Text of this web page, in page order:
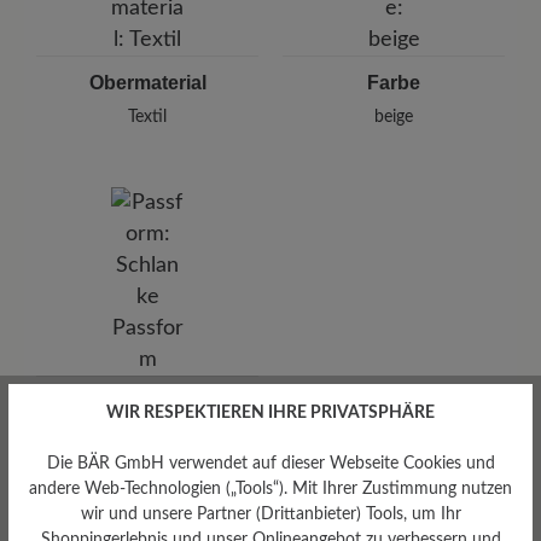
lassen Sie es kurz einwirken.
E-mail:
kundenbetreuung@baer-schuhe.de
Telefon: 0800 51 65 65 56 (gebührenfrei)
Obermaterial
Textil
Farbe
beige
Passform
WIR RESPEKTIEREN IHRE PRIVATSPHÄRE
Die BÄR GmbH verwendet auf dieser Webseite Cookies und
andere Web-Technologien („Tools“). Mit Ihrer Zustimmung nutzen
wir und unsere Partner (Drittanbieter) Tools, um Ihr